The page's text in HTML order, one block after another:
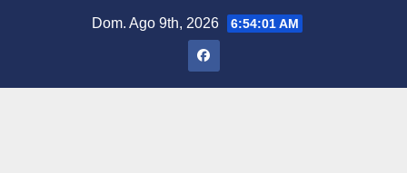
Dom. Ago 9th, 2026 6:54:02 AM